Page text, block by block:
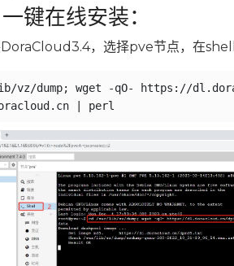
键在线安装：
DoraCloud3.4，选择pve节点，在shell
vz/dump; wget -qO- https://